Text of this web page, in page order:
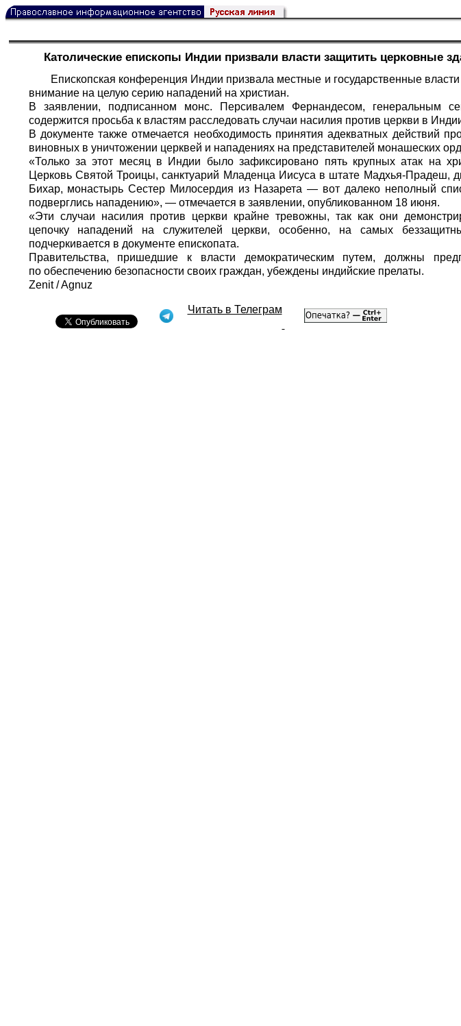
Католические епископы Индии призвали власти защитить церковные
Епископская конференция Индии призвала местные и государственные
внимание на целую серию нападений на христиан.
В заявлении, подписанном монс. Персивалем Фернандесом, генеральным
содержится просьба к властям расследовать случаи насилия против церкви в
В документе также отмечается необходимость принятия адекватных действий
виновных в уничтожении церквей и нападениях на представителей монашеских
«Только за этот месяц в Индии было зафиксировано пять крупных атак на
Церковь Святой Троицы, санктуарий Младенца Иисуса в штате Мадхья-Прадеш,
Бихар, монастырь Сестер Милосердия из Назарета — вот далеко неполный
подверглись нападению», — отмечается в заявлении, опубликованном 18 июня.
«Эти случаи насилия против церкви крайне тревожны, так как они
цепочку нападений на служителей церкви, особенно, на самых
подчеркивается в документе епископата.
Правительства, пришедшие к власти демократическим путем, должны
по обеспечению безопасности своих граждан, убеждены индийские прелаты.
Zenit / Agnuz
Читать в Телеграм